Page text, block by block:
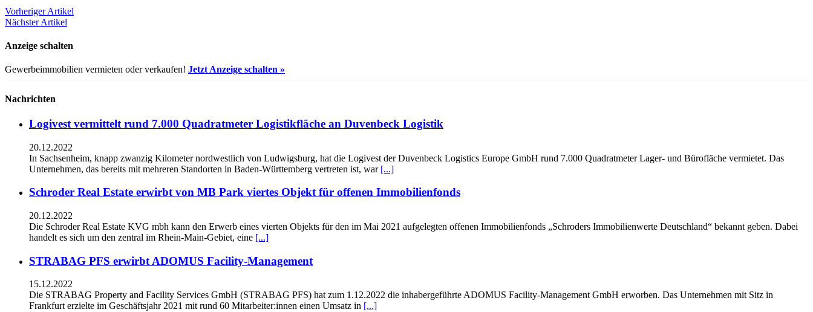
Vorheriger Artikel
Nächster Artikel
Anzeige schalten
Gewerbeimmobilien vermieten oder verkaufen! Jetzt Anzeige schalten »
Nachrichten
Logivest vermittelt rund 7.000 Quadratmeter Logistikfläche an Duvenbeck Logistik
20.12.2022
In Sachsenheim, knapp zwanzig Kilometer nordwestlich von Ludwigsburg, hat die Logivest der Duvenbeck Logistics Europe GmbH rund 7.000 Quadratmeter Lager- und Bürofläche vermietet. Das
Unternehmen, das bereits mit mehreren Standorten in Baden-Württemberg vertreten ist, war [...]
Schroder Real Estate erwirbt von MB Park viertes Objekt für offenen Immobilienfonds
20.12.2022
Die Schroder Real Estate KVG mbh kann den Erwerb eines vierten Objekts für den im Mai 2021 aufgelegten offenen Immobilienfonds „Schroders Immobilienwerte Deutschland“ bekannt geben. Dabei
handelt es sich um den zentral im Rhein-Main-Gebiet, eine [...]
STRABAG PFS erwirbt ADOMUS Facility-Management
15.12.2022
Die STRABAG Property and Facility Services GmbH (STRABAG PFS) hat zum 1.12.2022 die inhabergeführte ADOMUS Facility-Management GmbH erworben. Das Unternehmen mit Sitz in
Frankfurt erzielte im Geschäftsjahr 2021 mit rund 60 Mitarbeiter:innen einen Umsatz in [...]